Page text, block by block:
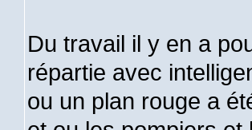
Du travail il y en a
répartie avec
ou un plan rouge a